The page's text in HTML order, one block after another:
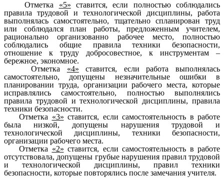
Отметка «5» ставится, если полностью соблюдались
правила трудовой и технологической дисциплины, работа
выполнялась самостоятельно, тщательно спланирован труд
или соблюдался план работы, предложенным учителем,
рационально организованно рабочее место, полностью
соблюдались общие правила техники безопасности,
отношение к труду добросовестное, к инструментам –
бережное, экономное.
Отметка «4» ставится, если работа выполнялась
самостоятельно, допущены незначительные ошибки в
планировании труда, организации рабочего места, которые
исправлялись самостоятельно, полностью выполнялись
правила трудовой и технологической дисциплины, правила
техники безопасности.
Отметка «3» ставится, если самостоятельность в работе
была низкой, допущены нарушения трудовой и
технологической дисциплины, техники безопасности,
организации рабочего места.
Отметка «2» ставится, если самостоятельность в работе
отсутствовала, допущены грубые нарушения правил трудовой
и технологической дисциплины, правил техники
безопасности, которые повторялись после замечания учителя.